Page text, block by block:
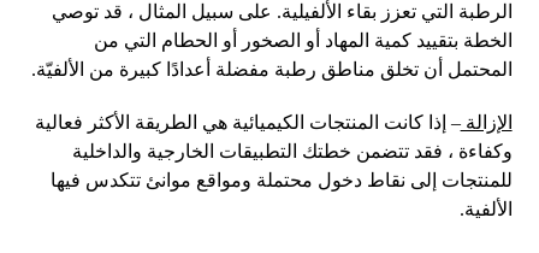
الرطبة التي تعزز بقاء الألفيلية. على سبيل المثال ، قد توصي
الخطة بتقييد كمية المهاد أو الصخور أو الحطام التي من
المحتمل أن تخلق مناطق رطبة مفضلة أعدادًا كبيرة من الألفيّة.
الإزالة– إذا كانت المنتجات الكيميائية هي الطريقة الأكثر فعالية
وكفاءة ، فقد تتضمن خطتك التطبيقات الخارجية والداخلية
للمنتجات إلى نقاط دخول محتملة ومواقع موانئ تتكدس فيها
الألفية.